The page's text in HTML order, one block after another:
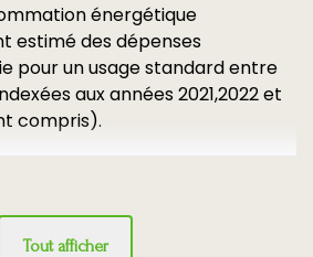
énergétique
estimé des dépenses
pour un usage standard entre
aux années 2021,2022 et
compris).
Tout afficher